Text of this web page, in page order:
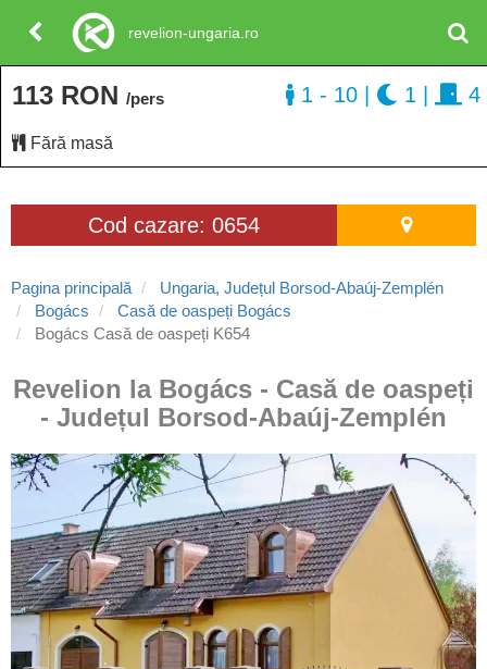
Cod cazare: 0654
Pagina principală
Ungaria, Județul Borsod-Abaúj-Zemplén
Bogács
Casă de oaspeți Bogács
Bogács Casă de oaspeți K654
Revelion la Bogács - Casă de oaspeți
- Județul Borsod-Abaúj-Zemplén
113 RON /pers
Fără masă
1 - 10 1 4
revelion-ungaria.ro